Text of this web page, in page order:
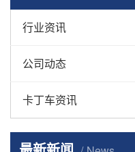
行业资讯
公司动态
卡丁车资讯